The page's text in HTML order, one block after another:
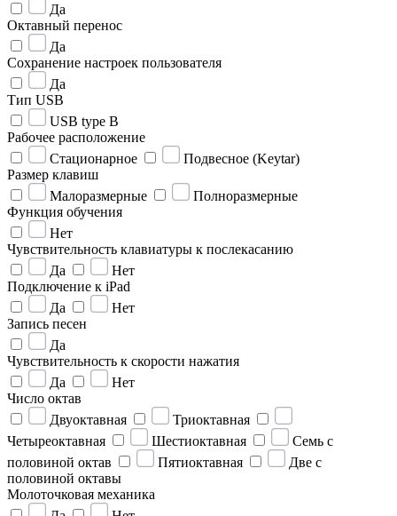
Да
Октавный перенос
Да
Сохранение настроек пользователя
Да
Тип USB
USB type B
Рабочее расположение
Стационарное
Подвесное (Keytar)
Размер клавиш
Малоразмерные
Полноразмерные
Функция обучения
Нет
Чувствительность клавиатуры к послекасанию
Да
Нет
Подключение к iPad
Да
Нет
Запись песен
Да
Чувствительность к скорости нажатия
Да
Нет
Число октав
Двуоктавная
Триоктавная
Четыреоктавная
Шестиоктавная
Семь с
половиной октав
Пятиоктавная
Две с
половиной октавы
Молоточковая механика